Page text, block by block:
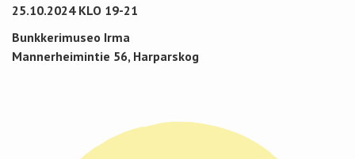
25.10.2024 KLO 19-21
Bunkkerimuseo Irma
Mannerheimintie 56, Harparskog